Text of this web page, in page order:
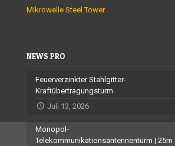
Mikrowelle Steel Tower
NEWS PRO
Feuerverzinkter Stahlgitter-
Kraftübertragungsturm
Juli 13, 2026
Monopol-
Telekommunikationsantennenturm | 25m